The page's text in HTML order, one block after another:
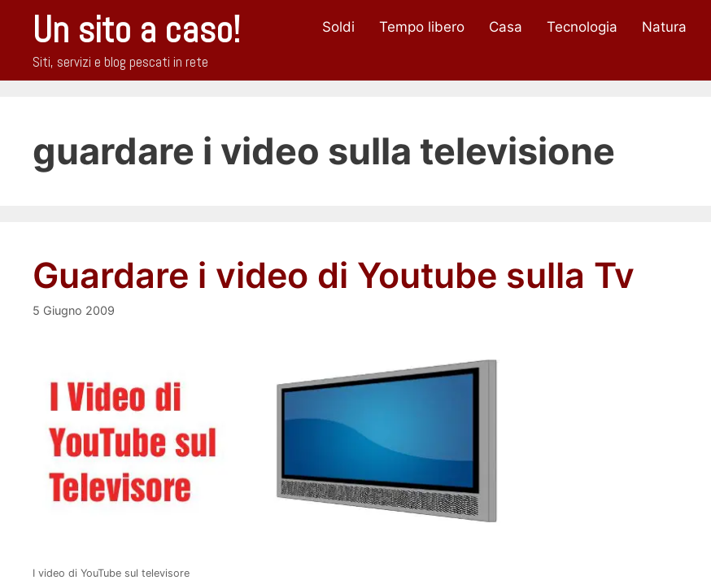
Un sito a caso!
Siti, servizi e blog pescati in rete
Soldi Tempo libero Casa Tecnologia Natura
guardare i video sulla televisione
Guardare i video di Youtube sulla Tv
5 Giugno 2009
I video di YouTube sul televisore